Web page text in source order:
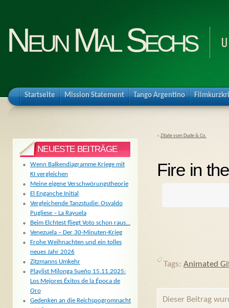
Neun Mal Sechs
Startseite Mission Statement Tango Argentino
« Zitate vom Dude & Co.
Fire in
Tags: Animated
Dieser Beitrag
NEUESTE BEITRÄGE
Wenn Balkendiagramme Kriege mit
KI vergleichen
Meine eigene Verschwörungstheorie
El Enganche Initial
Vergleichende Tanzstudie: Osvaldo
Pugliese – La Rayuela
Beim Elchtest fliegt Voto schon raus…
Venezuela – Der 30-Minuten-Krieg
Frohe Weihnachten und ein tolles
neues Jahr 2026
Zitzmanns Umkehr
Playlist Milonga Sueño 15.11.2025:
Los Mejores Éxitos de la Época de
Oro
Gedenken an die Reichspogromnacht